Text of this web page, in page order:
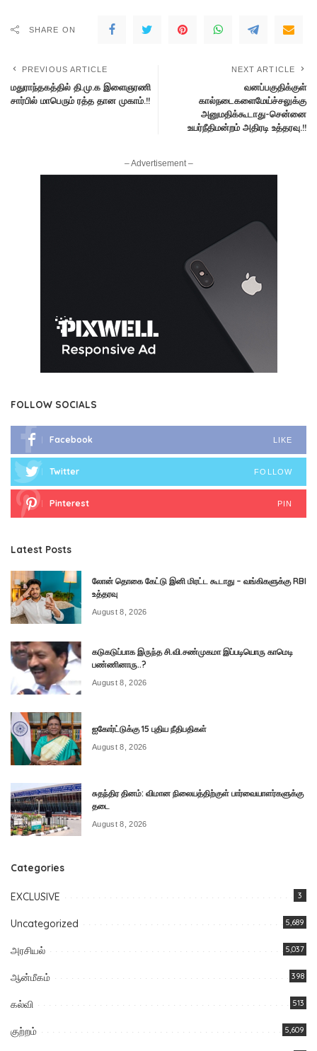
SHARE ON
PREVIOUS ARTICLE
மதுராந்தகத்தில் தி.மு.க இளைஞரணி
சார்பில் மாபெரும் ரத்த தான முகாம்.!!
NEXT ARTICLE
வனப்பகுதிக்குள்
கால்நடைகளைமேய்ச்சலுக்கு
அனுமதிக்கூடாது-சென்னை
உயர்நீதிமன்றம் அதிரடி உத்தரவு.!!
– Advertisement –
FOLLOW SOCIALS
Facebook LIKE
Twitter FOLLOW
Pinterest PIN
Latest Posts
லோன் தொகை கேட்டு இனி மிரட்ட கூடாது – வங்கிகளுக்கு RBI
உத்தரவு
August 8, 2026
கடுகடுப்பாக இருந்த சி.வி.சண்முகமா இப்படியொரு காமெடி
பண்ணினாரு..?
August 8, 2026
ஐகோர்ட்டுக்கு 15 புதிய நீதிபதிகள்
August 8, 2026
சுதந்திர தினம்: விமான நிலையத்திற்குள் பார்வையாளர்களுக்கு
தடை
August 8, 2026
Categories
EXCLUSIVE 3
Uncategorized 5,689
அரசியல் 5,037
ஆன்மீகம் 398
கல்வி 513
குற்றம் 5,609